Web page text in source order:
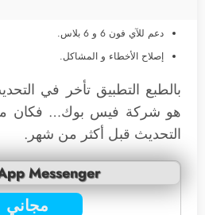
دعم للآي فون 6 و 6 بلاس.
إصلاح الأخطاء و المشاكل.
بالطبع التطبيق تأخر في
هو شركة فيس بوك… فكان
التحديث قبل أكثر من شهر.
Messenger
مجاني